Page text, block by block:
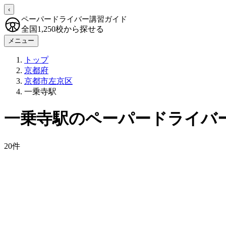
‹
ペーパードライバー講習ガイド
全国1,250校から探せる
メニュー
トップ
京都府
京都市左京区
一乗寺駅
一乗寺駅のペーパードライバ
20件